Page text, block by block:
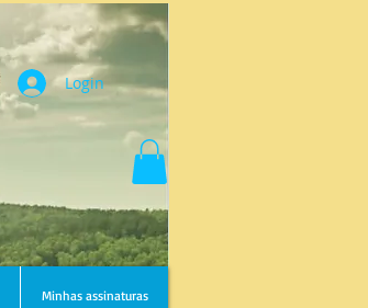
Login
Minhas assinaturas